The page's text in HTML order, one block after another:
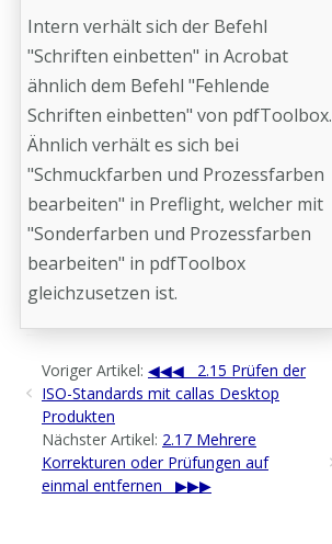
Intern verhält sich der Befehl
"Schriften einbetten" in Acrobat
ähnlich dem Befehl "Fehlende
Schriften einbetten" von pdfToolbox.
Ähnlich verhält es sich bei
"Schmuckfarben und Prozessfarben
bearbeiten" in Preflight, welcher mit
"Sonderfarben und Prozessfarben
bearbeiten" in pdfToolbox
gleichzusetzen ist.
Voriger Artikel:
2.15 Prüfen der
ISO-Standards mit callas Desktop
Produkten
Nächster Artikel: 2.17 Mehrere
Korrekturen oder Prüfungen auf
einmal entfernen